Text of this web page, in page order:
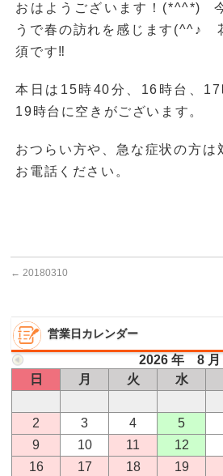
おはようございます！(*^^*)
うで春の訪れを感じます(^^♪
須です‼
本日は15時40分、16時台、17
19時台に空きがございます。
おつらい方や、急な症状の方は
お電話ください。
← 20180310
営業日カレンダー
2026 年 8 月
日
月 火 水
2
3 4 5
9
10 11 12
16
17 18 19